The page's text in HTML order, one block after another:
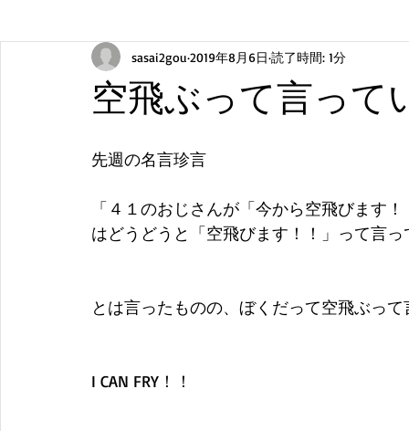
空飛ぶって言って
sasai2gou 2019年8月6日 読了時間: 1分
先週の名言珍言
「４１のおじさんが「今から空飛びます
はどうどうと「空飛びます！！」って言
とは言ったものの、ぼくだって空飛ぶっ
I CAN FRY！！